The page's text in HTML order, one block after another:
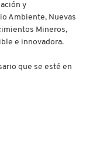
y
Ambiente, Nuevas
Mineros,
e innovadora.
que se esté en